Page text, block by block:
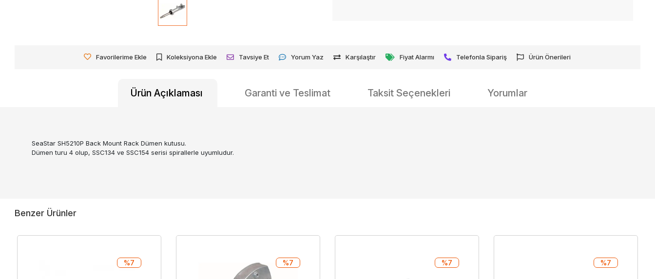
Favorilerime Ekle Koleksiyona Ekle Tavsiye Et Yorum Yaz Karşılaştır Fiyat Alarmı Telefonla Sipariş Ürün Önerileri
Ürün Açıklaması Garanti ve Teslimat Taksit Seçenekleri Yorumlar
SeaStar SH5210P Back Mount Rack Dümen kutusu.
Dümen turu 4 olup, SSC134 ve SSC154 serisi spirallerle uyumludur.
Benzer Ürünler
%7 %7 %7 %7